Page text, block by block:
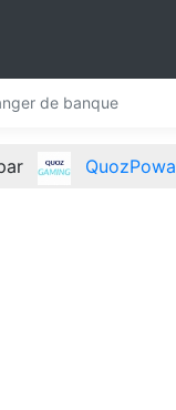
de banque
QuozPowa